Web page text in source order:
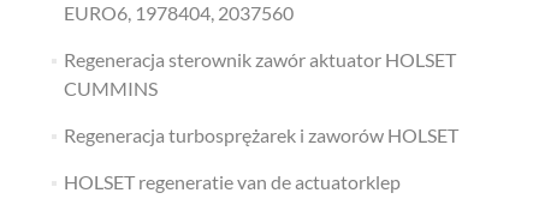
EURO6, 1978404, 2037560
Regeneracja sterownik zawór aktuator HOLSET
CUMMINS
Regeneracja turbosprężarek i zaworów HOLSET
HOLSET regeneratie van de actuatorklep